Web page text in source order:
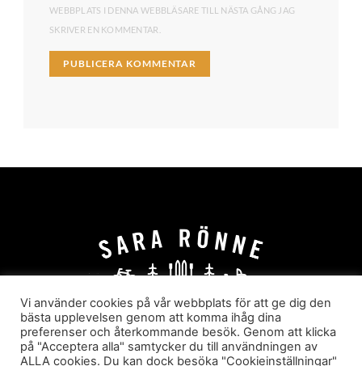
WEBBPLATS I DENNA WEBBLÄSARE TILL NÄSTA GÅNG JAG
SKRIVER EN KOMMENTAR.
HEM OM MIG
JOBBA MED MIG
HYR I JÄRVSÖ!
KATEGORIER
Vi använder cookies på vår webbplats för att ge dig den
bästa upplevelsen genom att komma ihåg dina
preferenser och återkommande besök. Genom att klicka
på "Acceptera alla" samtycker du till användningen av
ALLA cookies. Du kan dock besöka "Cookieinställningar"